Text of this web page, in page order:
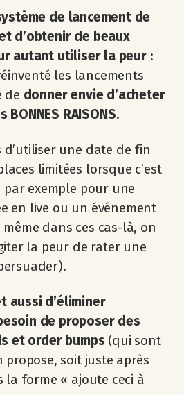
de lancement de
d’obtenir de beaux
autant utiliser la peur:
les lancements
de donner envie d’acheter
RAISONS.
d’utiliser une date de fin
limitées lorsque c’est
exemple pour une
en live ou un événement
dans ces cas-là, on
la peur de rater une
aussi d’éliminer
de proposer des
et order bumps (qui sont
propose, soit juste après
la forme « ajoute ceci à